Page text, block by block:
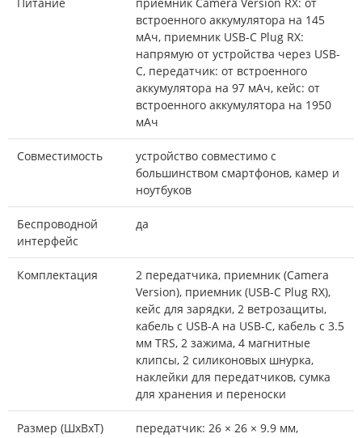
встроенного аккумулятора на 145
мАч, приемник USB-C Plug RX:
напрямую от устройства через USB-
C, передатчик: от встроенного
аккумулятора на 97 мАч, кейс: от
встроенного аккумулятора на 1950
мАч
Совместимость
устройство совместимо с
большинством смартфонов, камер и
ноутбуков
Беспроводной
интерфейс
да
Комплектация
2 передатчика, приемник (Camera
Version), приемник (USB-C Plug RX),
кейс для зарядки, 2 ветрозащиты,
кабель с USB-A на USB-C, кабель с 3.5
мм TRS, 2 зажима, 4 магнитные
клипсы, 2 силиконовых шнурка,
наклейки для передатчиков, сумка
для хранения и переноски
Размер (ШxВxТ)
передатчик: 26 × 26 × 9.9 мм,